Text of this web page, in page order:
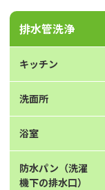
排水管洗浄
キッチン
洗面所
浴室
防水パン（洗濯
機下の排水口）